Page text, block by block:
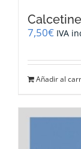
7,50€ IVA
Añadir al